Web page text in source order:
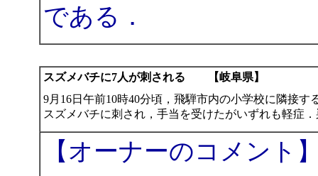
である．
スズメバチに7人が刺される 【岐阜県】
9月16日午前10時40分頃，飛騨市内の小学校に隣接
スズメバチに刺され，手当を受けたがいずれも軽症
【オーナーのコメント